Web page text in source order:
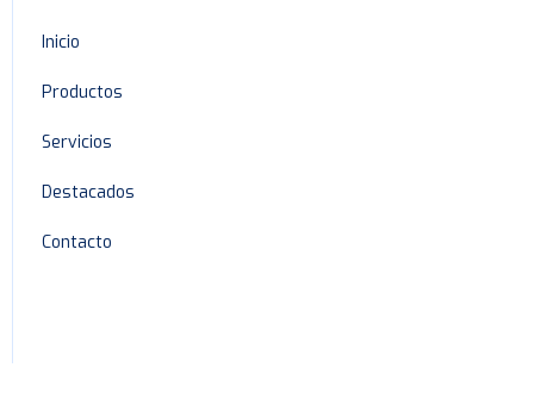
Inicio
Productos
Servicios
Destacados
Contacto